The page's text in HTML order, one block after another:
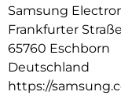
Samsung
Frankfurter
65760 Eschborn
Deutschland
https://